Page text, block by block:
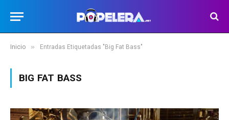
Inicio » Entradas Etiquetadas "Big Fat Bass"
BIG FAT BASS